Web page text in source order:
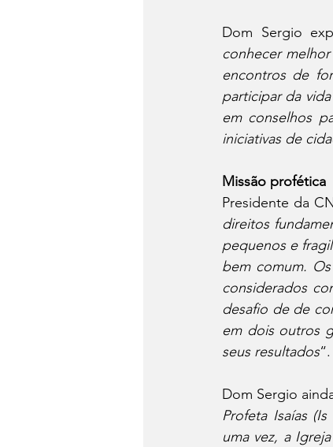
Dom Sergio
conhecer
encontros de
participar da
em conselhos
iniciativas de
Missão profética
Presidente da
direitos
pequenos e
bem comum.
considerados
desafio de de
em dois outros
seus resultados“.
Dom Sergio
Profeta Isaías
uma vez, a